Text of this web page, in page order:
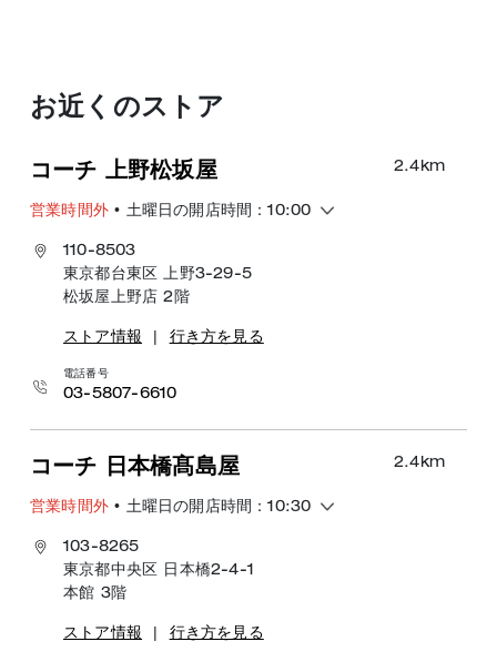
お近くのストア
2.4km
コーチ 上野松坂屋
営業時間外 • 土曜日の開店時間：10:00
110-8503
東京都台東区 上野3-29-5
松坂屋上野店 2階
ストア情報 行き方を見る
電話番号
03-5807-6610
2.4km
コーチ 日本橋髙島屋
営業時間外 • 土曜日の開店時間：10:30
103-8265
東京都中央区 日本橋2-4-1
本館 3階
ストア情報 行き方を見る